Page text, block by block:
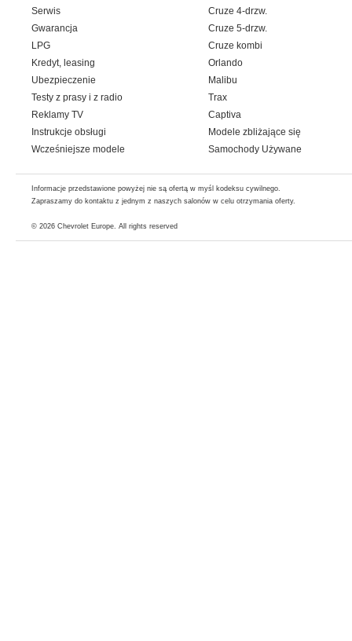
Serwis
Gwarancja
LPG
Kredyt, leasing
Ubezpieczenie
Testy z prasy i z radio
Reklamy TV
Instrukcje obsługi
Wcześniejsze modele
Cruze 4-drzw.
Cruze 5-drzw.
Cruze kombi
Orlando
Malibu
Trax
Captiva
Modele zbliżające się
Samochody Używane
Informacje przedstawione powyżej nie są ofertą w myśl kodeksu cywilnego.
Zapraszamy do kontaktu z jednym z naszych salonów w celu otrzymania oferty.
© 2026 Chevrolet Europe. All rights reserved